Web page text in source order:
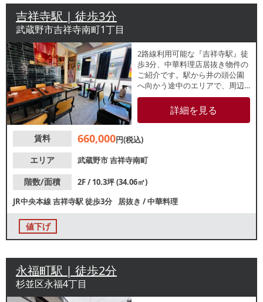
吉祥寺駅 | 徒歩3分
武蔵野市吉祥寺南町1丁目
2路線利用可能な『吉祥寺駅』徒
歩3分、中華料理店居抜き物件の
ご紹介です。駅から井の頭公園
へ向かう途中のエリアで、周辺
でも多数飲食店が営業中！平日
休日問わず賑わいのある吉祥寺
エリアで出店のチャンスです！
詳細を見る
賃料 660,000円(税込)
エリア
武蔵野市吉祥寺南町
階数/面積
2F / 10.3坪 (34.06㎡)
JR中央本線吉祥寺駅徒歩3分 居抜き /中華料理
値下げ
永福町駅 | 徒歩2分
杉並区永福4丁目